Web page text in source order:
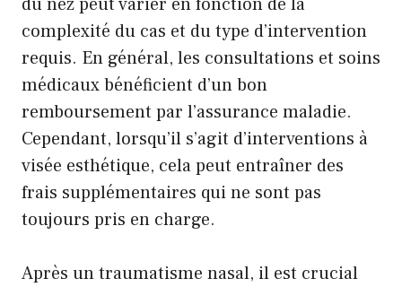
complexité du cas et du type d’intervention
requis. En général, les consultations et soins
médicaux bénéficient d’un bon
remboursement par l’assurance maladie.
Cependant, lorsqu’il s’agit d’interventions à
visée esthétique, cela peut entraîner des
frais supplémentaires qui ne sont pas
toujours pris en charge.
Après un traumatisme nasal, il est crucial